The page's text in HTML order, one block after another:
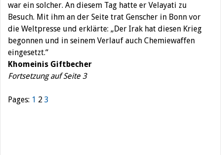
war ein solcher. An diesem Tag hatte er Velayati zu
Besuch. Mit ihm an der Seite trat Genscher in Bonn vor
die Weltpresse und erklärte: „Der Irak hat diesen Krieg
begonnen und in seinem Verlauf auch Chemiewaffen
eingesetzt.“
Khomeinis Giftbecher
Fortsetzung auf Seite 3
Pages: 1 2 3